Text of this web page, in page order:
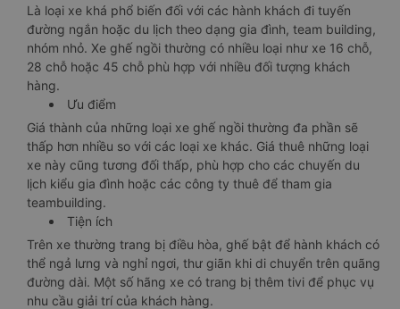
Là loại xe khá phổ biến đối với các hành khách đi tuyến
đường ngắn hoặc du lịch theo dạng gia đình, team building,
nhóm nhỏ. Xe ghế ngồi thường có nhiều loại như xe 16 chỗ,
28 chỗ hoặc 45 chỗ phù hợp với nhiều đối tượng khách
hàng.
Ưu điểm
Giá thành của những loại xe ghế ngồi thường đa phần sẽ
thấp hơn nhiều so với các loại xe khác. Giá thuê những loại
xe này cũng tương đối thấp, phù hợp cho các chuyến du
lịch kiểu gia đình hoặc các công ty thuê để tham gia
teambuilding.
Tiện ích
Trên xe thường trang bị điều hòa, ghế bật để hành khách có
thể ngả lưng và nghỉ ngơi, thư giãn khi di chuyển trên quãng
đường dài. Một số hãng xe có trang bị thêm tivi để phục vụ
nhu cầu giải trí của khách hàng.